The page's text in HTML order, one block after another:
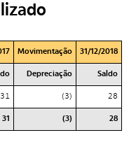
Movimentação 31/12/2018
Depreciação Saldo
31 (3) 28
31 (3) 28